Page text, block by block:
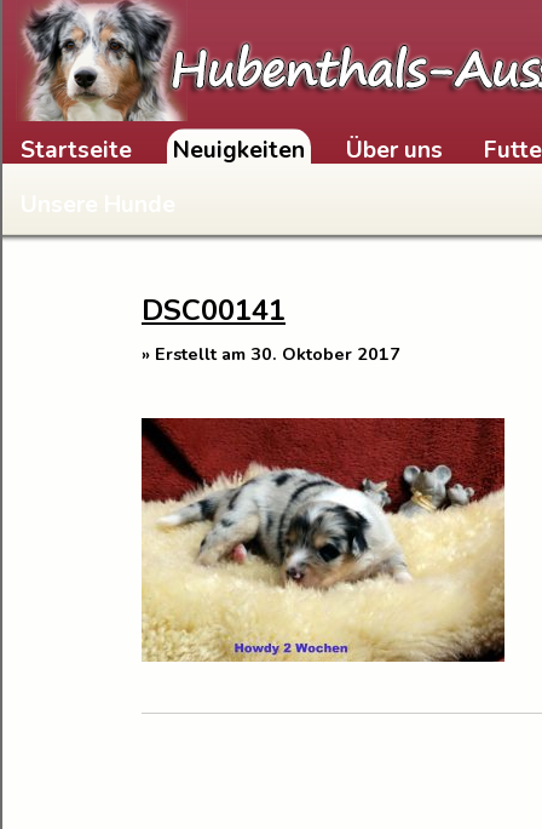
Skip to content
Startseite Neuigkeiten Über uns
Unsere Hunde
DSC00141
» Erstellt am 30. Oktober 2017